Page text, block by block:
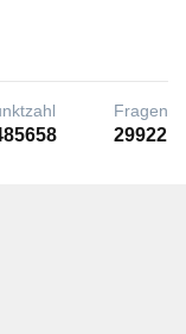
Fragen
29922